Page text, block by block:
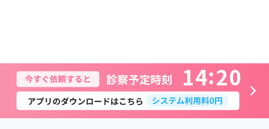
14 20